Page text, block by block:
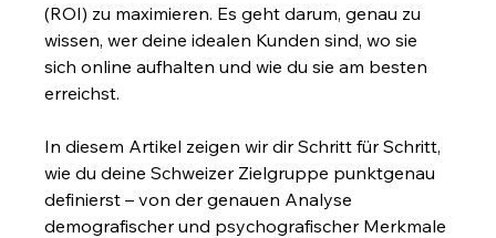
(ROI) zu maximieren. Es geht darum, genau zu
wissen, wer deine idealen Kunden sind, wo sie
sich online aufhalten und wie du sie am besten
erreichst.
In diesem Artikel zeigen wir dir Schritt für Schritt,
wie du deine Schweizer Zielgruppe punktgenau
definierst – von der genauen Analyse
demografischer und psychografischer Merkmale